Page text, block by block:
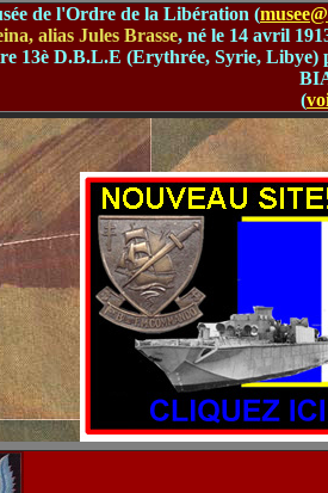
de l'Ordre de la Libération (
alias Jules Brasse, né le 14 avril
13è D.B.L.E (Erythrée, Syrie, Libye)
(